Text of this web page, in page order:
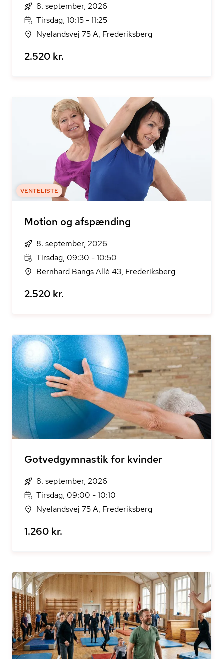
8. september, 2026
Tirsdag, 10:15 - 11:25
Nyelandsvej 75 A, Frederiksberg
2.520 kr.
VENTELISTE
Motion og afspænding
8. september, 2026
Tirsdag, 09:30 - 10:50
Bernhard Bangs Allé 43, Frederiksberg
2.520 kr.
Gotvedgymnastik for kvinder
8. september, 2026
Tirsdag, 09:00 - 10:10
Nyelandsvej 75 A, Frederiksberg
1.260 kr.